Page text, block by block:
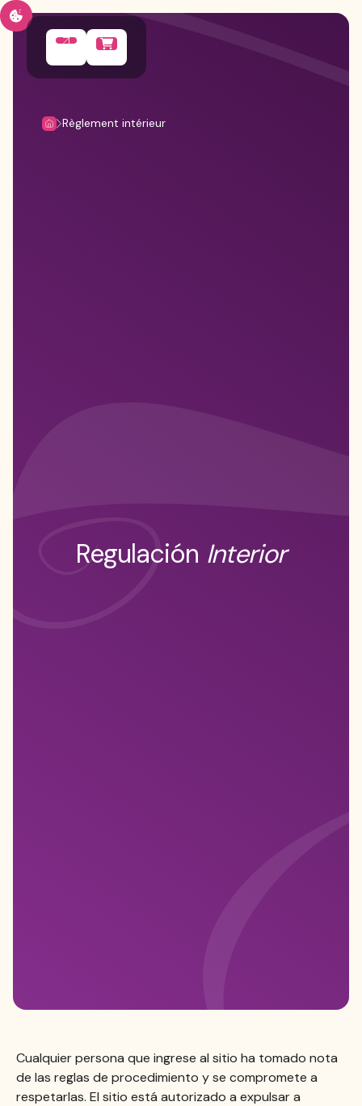
Regulación Interior
Règlement intérieur
Cualquier persona que ingrese al sitio ha tomado nota
de las reglas de procedimiento y se compromete a
respetarlas. El sitio está autorizado a expulsar a